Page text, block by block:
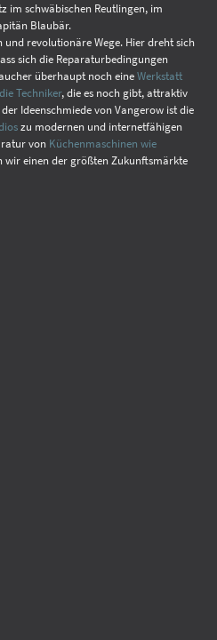
im schwäbischen Reutlingen, im
Blaubär.
und revolutionäre Wege. Hier dreht sich
sich die Reparaturbedingungen
überhaupt noch eineWerkstatt
Techniker, die es noch gibt, attraktiv
Ideenschmiede von Vangerow ist die
zu modernen und internetfähigen
von Küchenmaschinen wie
wir einen der größten Zukunftsmärkte